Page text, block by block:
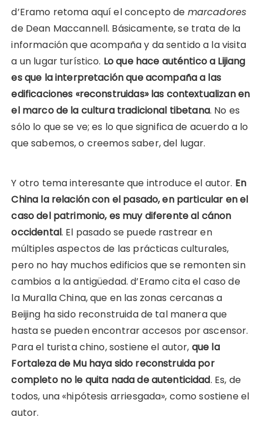
d’Eramo retoma aquí el concepto de marcadores
de Dean Maccannell. Básicamente, se trata de la
información que acompaña y da sentido a la visita
a un lugar turístico. Lo que hace auténtico a Lijiang
es que la interpretación que acompaña a las
edificaciones «reconstruidas» las contextualizan en
el marco de la cultura tradicional tibetana. No es
sólo lo que se ve; es lo que significa de acuerdo a lo
que sabemos, o creemos saber, del lugar.
Y otro tema interesante que introduce el autor. En
China la relación con el pasado, en particular en el
caso del patrimonio, es muy diferente al cánon
occidental. El pasado se puede rastrear en
múltiples aspectos de las prácticas culturales,
pero no hay muchos edificios que se remonten sin
cambios a la antigüedad. d’Eramo cita el caso de
la Muralla China, que en las zonas cercanas a
Beijing ha sido reconstruida de tal manera que
hasta se pueden encontrar accesos por ascensor.
Para el turista chino, sostiene el autor, que la
Fortaleza de Mu haya sido reconstruida por
completo no le quita nada de autenticidad. Es, de
todos, una «hipótesis arriesgada», como sostiene el
autor.